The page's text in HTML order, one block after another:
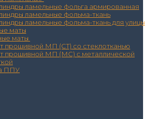
ламельные фольга армированная
ламельные фольма-ткань
ламельные фольма-ткань для улицы
маты
маты
прошивной МП (СТ) со стеклотканью
прошивной МП (МС) с металлической
ППУ